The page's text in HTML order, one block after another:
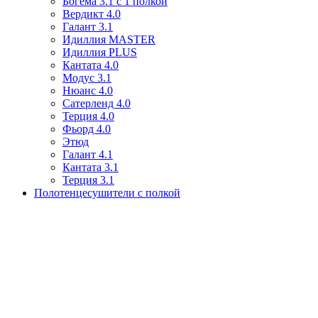
Вердикт 4.0
Галант 3.1
Идиллия MASTER
Идиллия PLUS
Кантата 4.0
Модус 3.1
Нюанс 4.0
Сатерленд 4.0
Терция 4.0
Фьорд 4.0
Этюд
Галант 4.1
Кантата 3.1
Терция 3.1
Полотенцесушители с полкой